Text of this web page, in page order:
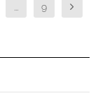
9